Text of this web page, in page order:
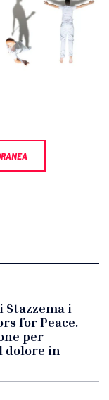
Stazzema i
for Peace.
per
dolore in